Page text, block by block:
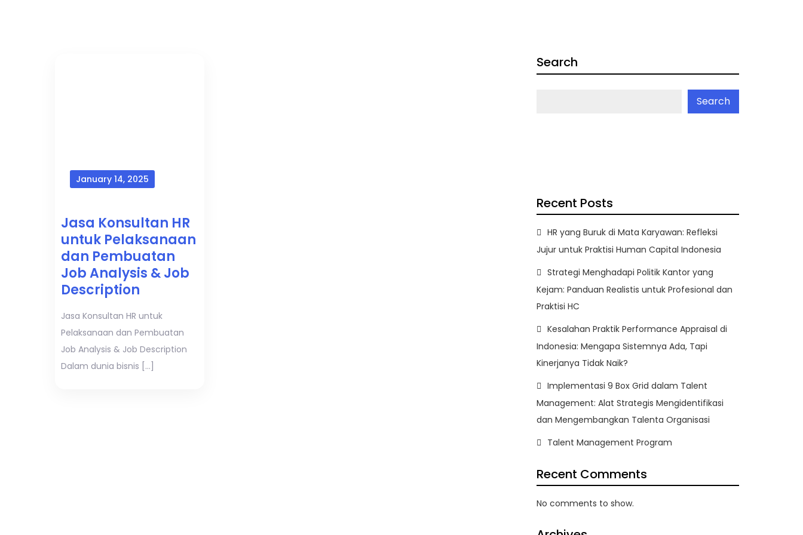
January 14, 2025
Jasa Konsultan HR
untuk Pelaksanaan
dan Pembuatan
Job Analysis & Job
Description
Jasa Konsultan HR untuk
Pelaksanaan dan Pembuatan
Job Analysis & Job Description
Dalam dunia bisnis […]
Search
Search
Recent Posts
HR yang Buruk di Mata Karyawan: Refleksi
Jujur untuk Praktisi Human Capital Indonesia
Strategi Menghadapi Politik Kantor yang
Kejam: Panduan Realistis untuk Profesional dan
Praktisi HC
Kesalahan Praktik Performance Appraisal di
Indonesia: Mengapa Sistemnya Ada, Tapi
Kinerjanya Tidak Naik?
Implementasi 9 Box Grid dalam Talent
Management: Alat Strategis Mengidentifikasi
dan Mengembangkan Talenta Organisasi
Talent Management Program
Recent Comments
No comments to show.